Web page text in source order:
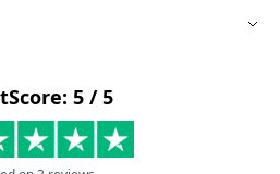
fremstillet til børn, der har nået
en pålidelig følgesvend for dit
vedligeholde?